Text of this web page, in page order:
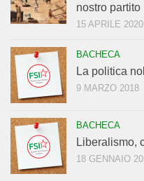
nostro partito
15 APRILE 2020
BACHECA
La politica
9 MARZO 2018
BACHECA
Liberalismo,
18 GENNAIO